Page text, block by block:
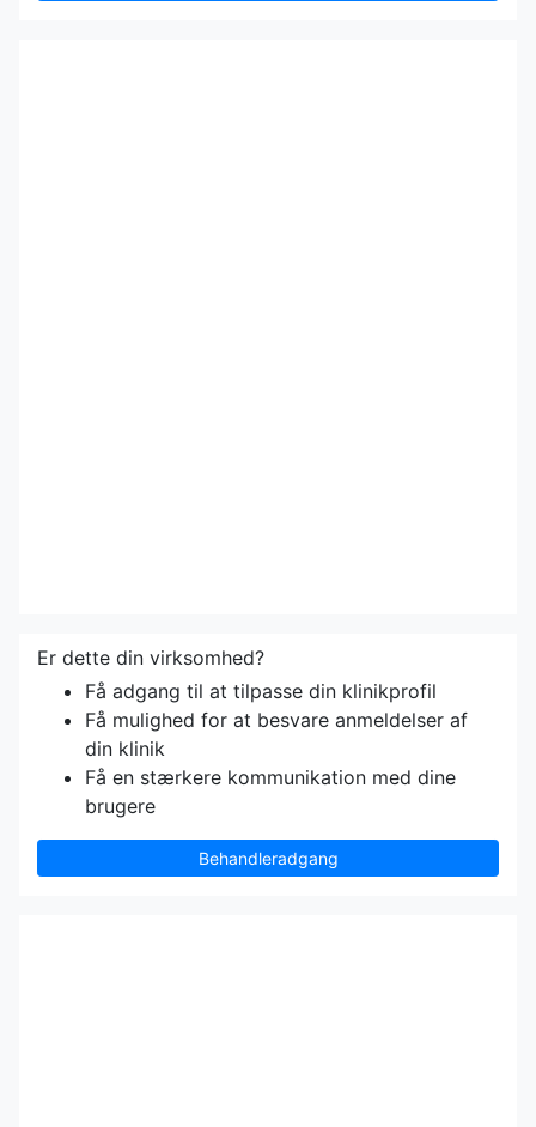
Er dette din virksomhed?
Få adgang til at tilpasse din klinikprofil
Få mulighed for at besvare anmeldelser af
din klinik
Få en stærkere kommunikation med dine
brugere
Behandleradgang